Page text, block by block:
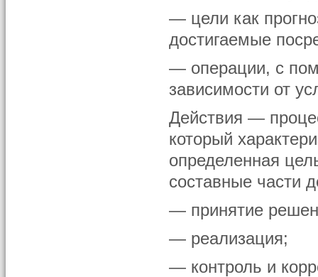
— цели как
достигаемые
— операции, с
зависимости от
Действия —
который
определенная
составные части
— принятие
— реализация;
— контроль и